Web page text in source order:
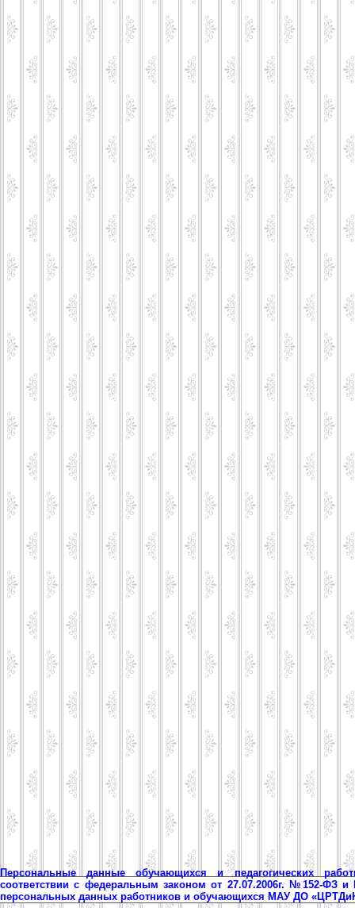
Персональные данные обучающихся и педагогических
соответствии с федеральным законом от 27.07.2006г. №152-ФЗ
персональных данных работников и обучающихся МАУ ДО